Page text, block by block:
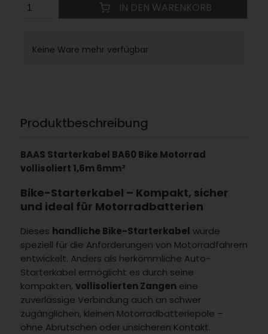
IN DEN WARENKORB
Keine Ware mehr verfügbar
Produktbeschreibung
BAAS Starterkabel BA60 Bike Motorrad
vollisoliert 1,6m 6mm²
Bike-Starterkabel – Kompakt, sicher
und ideal für Motorradbatterien
Dieses handliche Bike-Starterkabel wurde
speziell für die Anforderungen von Motorradfahrern
entwickelt. Anders als herkömmliche Auto-
Starterkabel ermöglicht es durch seine
kompakten, vollisolierten Zangeneine
zuverlässige Verbindung auch an schwer
zugänglichen, kleinen Motorradbatteriepole –
ohne Abrutschen oder unsicheren Kontakt.